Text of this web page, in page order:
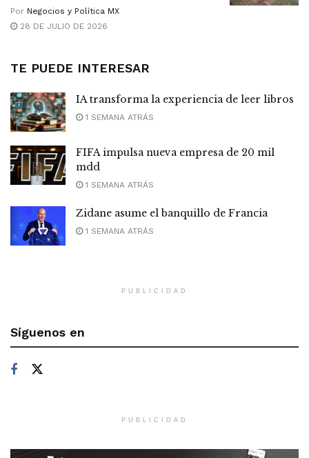
Por Negocios y Política MX
28 DE JULIO DE 2026
TE PUEDE INTERESAR
IA transforma la experiencia de leer libros
1 SEMANA ATRÁS
FIFA impulsa nueva empresa de 20 mil
mdd
1 SEMANA ATRÁS
Zidane asume el banquillo de Francia
1 SEMANA ATRÁS
PUBLICIDAD
Síguenos en
PUBLICIDAD